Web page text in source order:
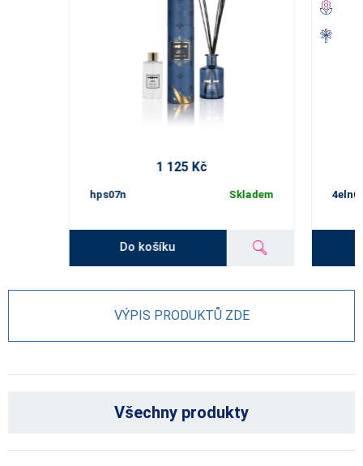
1 125 Kč
hps07n Skladem
Do košíku
VÝPIS PRODUKTŮ ZDE
Všechny produkty